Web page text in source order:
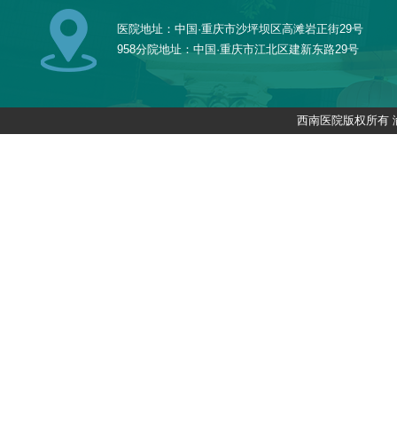
医院地址：中国·重庆市沙坪坝区高滩岩正街29号
958分院地址：中国·重庆市江北区建新东路29号
西南医院版权所有